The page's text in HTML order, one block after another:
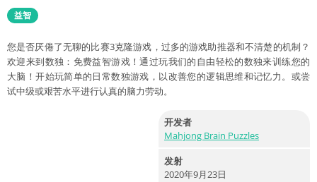
益智
您是否厌倦了无聊的比赛3克隆游戏，过多的游戏助推器和不清楚的机制？
欢迎来到数独：免费益智游戏！通过玩我们的自由轻松的数独来训练您的
大脑！开始玩简单的日常数独游戏，以改善您的逻辑思维和记忆力。或尝
试中级或艰苦水平进行认真的脑力劳动。
开发者
Mahjong Brain Puzzles
发射
2020年9月23日